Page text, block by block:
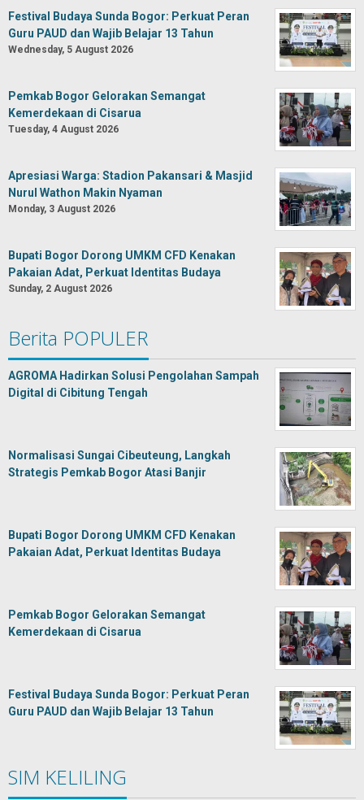
Festival Budaya Sunda Bogor: Perkuat Peran
Guru PAUD dan Wajib Belajar 13 Tahun
Wednesday, 5 August 2026
Pemkab Bogor Gelorakan Semangat
Kemerdekaan di Cisarua
Tuesday, 4 August 2026
Apresiasi Warga: Stadion Pakansari & Masjid
Nurul Wathon Makin Nyaman
Monday, 3 August 2026
Bupati Bogor Dorong UMKM CFD Kenakan
Pakaian Adat, Perkuat Identitas Budaya
Sunday, 2 August 2026
Berita POPULER
AGROMA Hadirkan Solusi Pengolahan Sampah
Digital di Cibitung Tengah
Normalisasi Sungai Cibeuteung, Langkah
Strategis Pemkab Bogor Atasi Banjir
Bupati Bogor Dorong UMKM CFD Kenakan
Pakaian Adat, Perkuat Identitas Budaya
Pemkab Bogor Gelorakan Semangat
Kemerdekaan di Cisarua
Festival Budaya Sunda Bogor: Perkuat Peran
Guru PAUD dan Wajib Belajar 13 Tahun
SIM KELILING